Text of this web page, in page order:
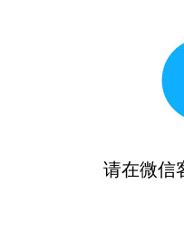
请在微信